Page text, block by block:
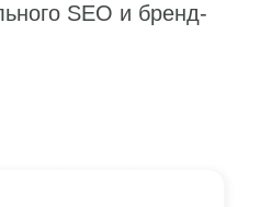
SEO и бренд-